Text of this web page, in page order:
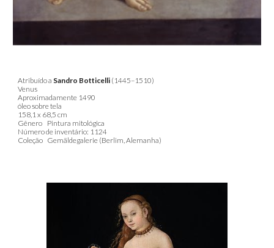
Atribuído a Sandro Botticelli (1445–1510)
Venus
Aproximadamente 1490
óleo sobre tela
158,1 x 68,5 cm
Gênero Pintura mitológica
Número de inventário: 1124
Coleção Gemäldegalerie (Berlim, Alemanha)